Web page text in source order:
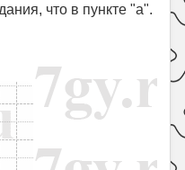
что в пункте "а".